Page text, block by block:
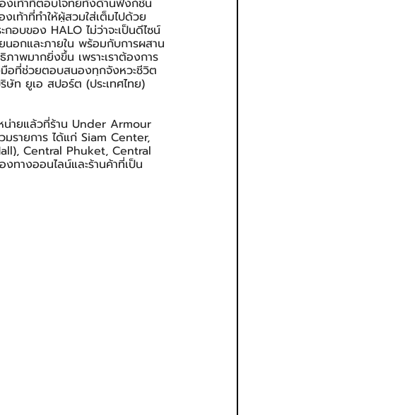
เท้าที่ตอบโจทย์ทั้งด้านฟังก์ชัน
เท้าที่ทำให้ผู้สวมใส่เต็มไปด้วย
อบของ HALO ไม่ว่าจะเป็นดีไซน์
อกและภายใน พร้อมกับการผสาน
าพมากยิ่งขึ้น เพราะเราต้องการ
มือที่ช่วยตอบสนองทุกจังหวะชีวิต
ท ยูเอ สปอร์ต (ประเทศไทย)
น่ายแล้วที่ร้าน Under Armour
มรายการ ได้แก่ Siam Center,
Central Phuket, Central
ทางออนไลน์และร้านค้าที่เป็น